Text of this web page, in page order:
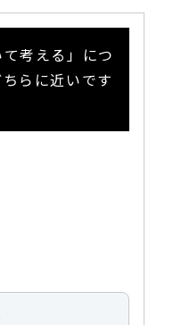
て考える」につ
らに近いです